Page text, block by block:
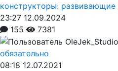
конструкторы:
23:27 12.09.2024
155
7381
обязательно
08:18 12.07.2021